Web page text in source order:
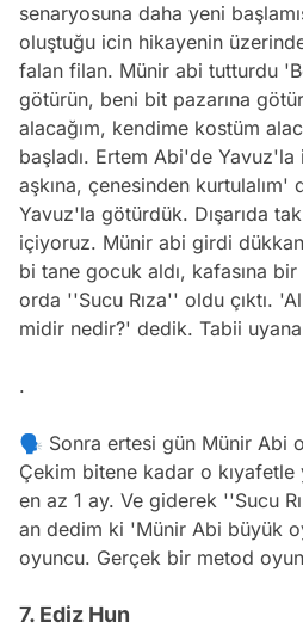
senaryosuna daha yeni
oluştuğu icin hikayenin
falan filan. Münir abi tutturdu
götürün, beni bit pazarına
alacağım, kendime kostüm
başladı. Ertem Abi'de
aşkına, çenesinden kurtulalım'
Yavuz'la götürdük. Dışarıda
içiyoruz. Münir abi girdi
bi tane gocuk aldı, kafasına
orda ''Sucu Rıza'' oldu çıktı.
midir nedir?' dedik. Tabii
.
🗣 Sonra ertesi gün Münir Abi
Çekim bitene kadar o kıyafetle
en az 1 ay. Ve giderek ''Sucu
an dedim ki 'Münir Abi büyük
oyuncu. Gerçek bir metod
7. Ediz Hun